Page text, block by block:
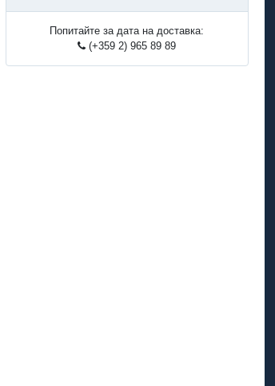
Попитайте за дата на доставка:
(+359 2) 965 89 89